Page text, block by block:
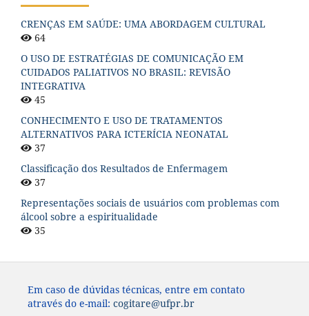
CRENÇAS EM SAÚDE: UMA ABORDAGEM CULTURAL
64
O USO DE ESTRATÉGIAS DE COMUNICAÇÃO EM
CUIDADOS PALIATIVOS NO BRASIL: REVISÃO
INTEGRATIVA
45
CONHECIMENTO E USO DE TRATAMENTOS
ALTERNATIVOS PARA ICTERÍCIA NEONATAL
37
Classificação dos Resultados de Enfermagem
37
Representações sociais de usuários com problemas com
álcool sobre a espiritualidade
35
Em caso de dúvidas técnicas, entre em contato
através do e-mail: cogitare@ufpr.br